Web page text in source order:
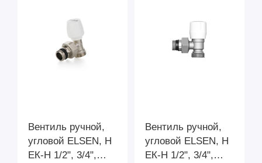
Вентиль ручной,
угловой ELSEN, Н
ЕК-Н 1/2", 3/4",
Вентиль ручной,
угловой ELSEN, Н
ЕК-Н 1/2", 3/4",